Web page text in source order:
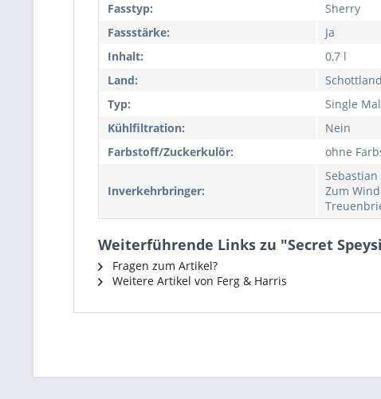
Fasstyp:
Sherry
Fassstärke:
Ja
Inhalt:
0,7 l
Land:
Schottland
Typ:
Single
Kühlfiltration:
Nein
Farbstoff/Zuckerkulör:
ohne
Inverkehrbringer:
Zum
Weiterführende Links zu "Secret
Fragen zum Artikel?
Weitere Artikel von Ferg & Harris